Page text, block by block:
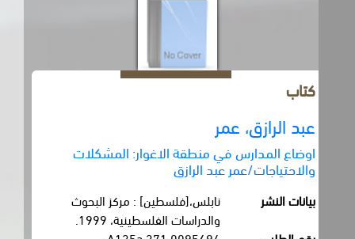
عبد الرازق، عمر
اوضاع المدارس في منطقة الاغوار: المشكلات
والاحتياجات/عمر عبد الرازق
بيانات النشر
نابلس،[فلسطين] : مركز البحوث
والدراسات الفلسطينية، 1999.